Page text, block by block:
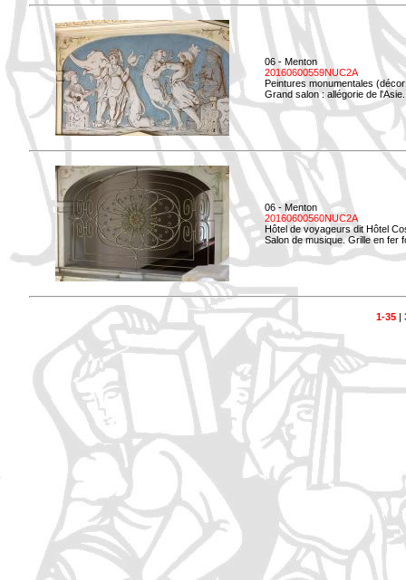
06 - Menton
20160600559NUC2A
Peintures monumentales
Grand salon : allégorie de l'Asie.
06 - Menton
20160600560NUC2A
Hôtel de voyageurs dit Hôtel
Salon de musique. Grille en fer
1-35|